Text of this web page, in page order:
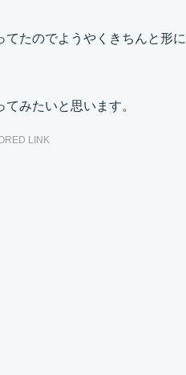
てたのでようやくきちんと形に
みたいと思います。
LINK